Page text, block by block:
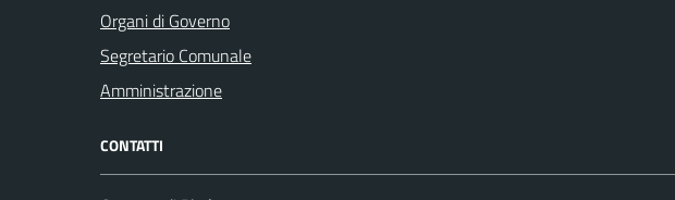
Organi di Governo
Segretario Comunale
Amministrazione
CONTATTI